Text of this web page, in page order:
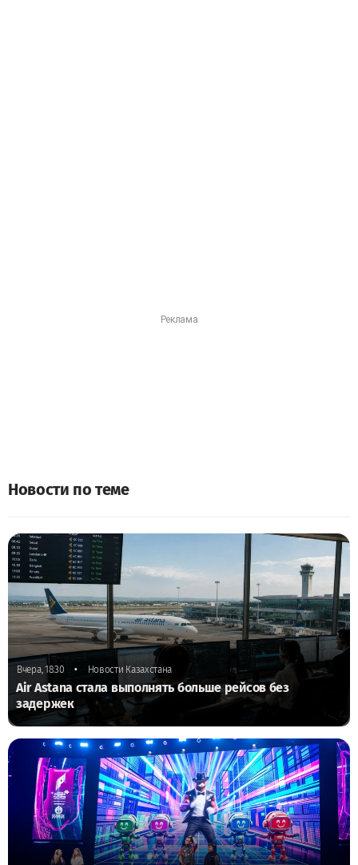
Новости по теме
Вчера, 18:30 • Новости Казахстана
Air Astana стала выполнять больше рейсов без
задержек